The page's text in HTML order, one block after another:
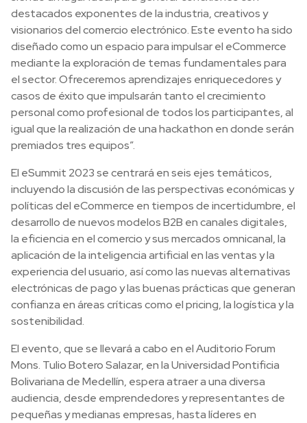
destacados exponentes de la industria, creativos y
visionarios del comercio electrónico. Este evento ha sido
diseñado como un espacio para impulsar el eCommerce
mediante la exploración de temas fundamentales para
el sector. Ofreceremos aprendizajes enriquecedores y
casos de éxito que impulsarán tanto el crecimiento
personal como profesional de todos los participantes, al
igual que la realización de una hackathon en donde serán
premiados tres equipos”.
El eSummit 2023 se centrará en seis ejes temáticos,
incluyendo la discusión de las perspectivas económicas y
políticas del eCommerce en tiempos de incertidumbre, el
desarrollo de nuevos modelos B2B en canales digitales,
la eficiencia en el comercio y sus mercados omnicanal, la
aplicación de la inteligencia artificial en las ventas y la
experiencia del usuario, así como las nuevas alternativas
electrónicas de pago y las buenas prácticas que generan
confianza en áreas críticas como el pricing, la logística y la
sostenibilidad.
El evento, que se llevará a cabo en el Auditorio Forum
Mons. Tulio Botero Salazar, en la Universidad Pontificia
Bolivariana de Medellín, espera atraer a una diversa
audiencia, desde emprendedores y representantes de
pequeñas y medianas empresas, hasta líderes en